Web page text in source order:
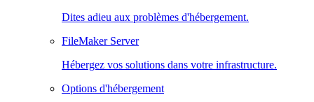
Dites adieu aux problèmes d'hébergement.
FileMaker Server
Hébergez vos solutions dans votre infrastructure.
Options d'hébergement